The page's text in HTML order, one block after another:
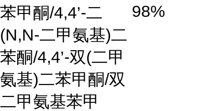
苯甲酮/4,4’-二
(N,N-二甲氨基)二
苯酮/4,4’-双(二甲
氨基)二苯甲酮/双
二甲氨基苯甲
98%